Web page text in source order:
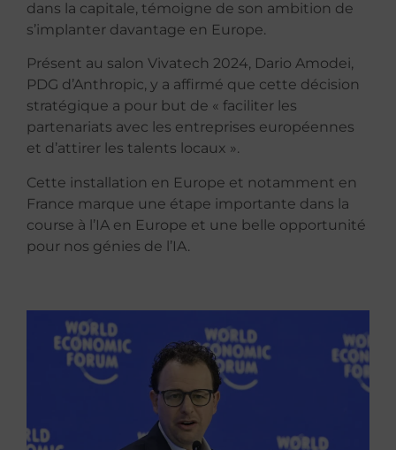
dans la capitale, témoigne de son ambition de
s’implanter davantage en Europe.
Présent au salon Vivatech 2024, Dario Amodei,
PDG d’Anthropic, y a affirmé que cette décision
stratégique a pour but de « faciliter les
partenariats avec les entreprises européennes
et d’attirer les talents locaux ».
Cette installation en Europe et notamment en
France marque une étape importante dans la
course à l’IA en Europe et une belle opportunité
pour nos génies de l’IA.